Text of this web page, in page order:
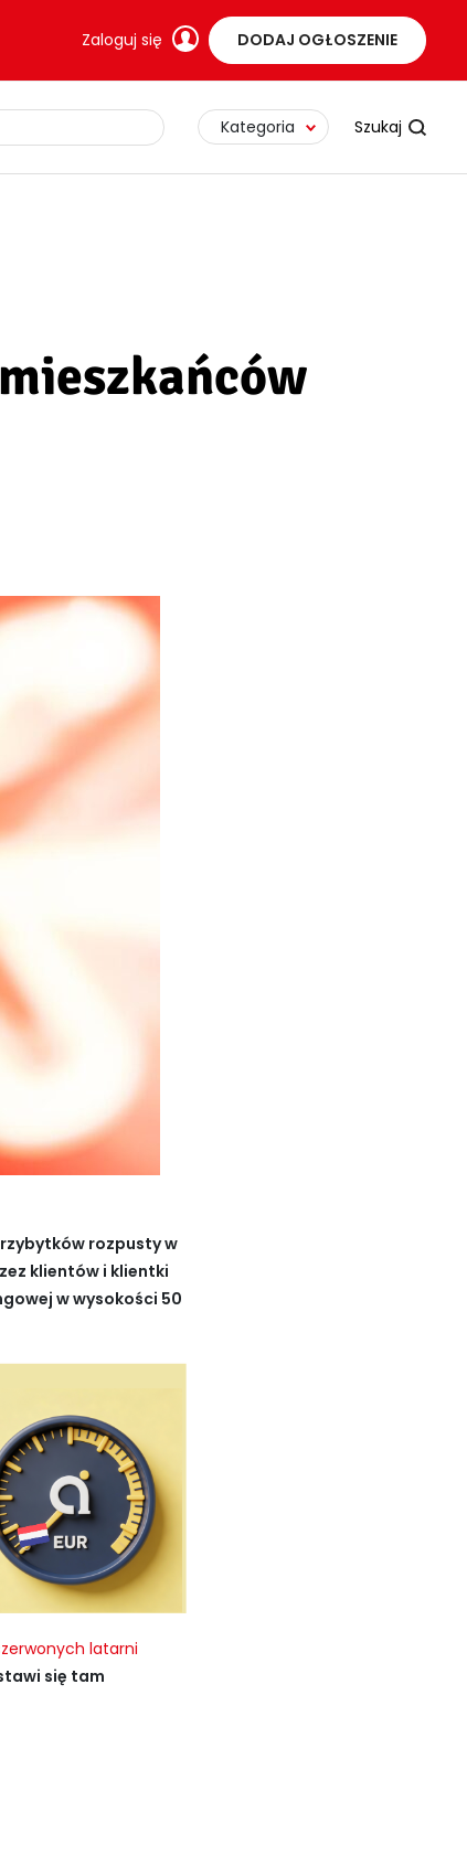
Zaloguj się DODAJ OGŁOSZENIE
Kategoria
rozpusty w
klientów i klientki
w wysokości 50
latarni
się tam